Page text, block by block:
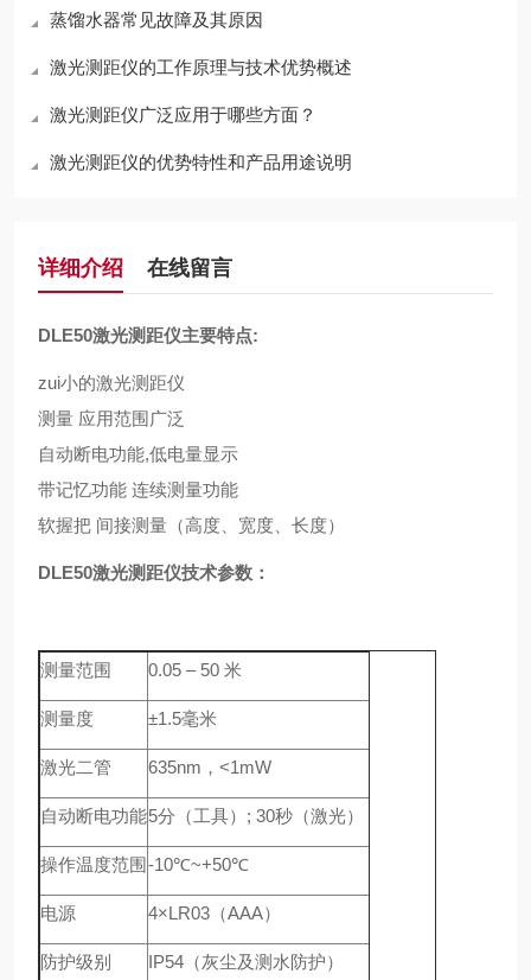
蒸馏水器常见故障及其原因
激光测距仪的工作原理与技术优势概述
激光测距仪广泛应用于哪些方面？
激光测距仪的优势特性和产品用途说明
详细介绍 在线留言
DLE50激光测距仪主要特点:
zui小的激光测距仪
测量 应用范围广泛
自动断电功能,低电量显示
带记忆功能 连续测量功能
软握把 间接测量（高度、宽度、长度）
DLE50激光测距仪技术参数：
测量范围 0.05 – 50 米
测量度 ±1.5毫米
激光二管 635nm ，<1mW
自动断电功能5分（工具）; 30秒（激光）
操作温度范围 -10℃~+50℃
电源 4×LR03（AAA）
防护级别 IP54（灰尘及测水防护）